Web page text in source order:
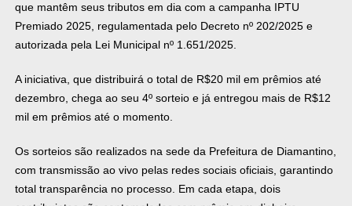
que mantêm seus tributos em dia com a campanha IPTU
Premiado 2025, regulamentada pelo Decreto nº 202/2025 e
autorizada pela Lei Municipal nº 1.651/2025.
A iniciativa, que distribuirá o total de R$20 mil em prêmios até
dezembro, chega ao seu 4º sorteio e já entregou mais de R$12
mil em prêmios até o momento.
Os sorteios são realizados na sede da Prefeitura de Diamantino,
com transmissão ao vivo pelas redes sociais oficiais, garantindo
total transparência no processo. Em cada etapa, dois